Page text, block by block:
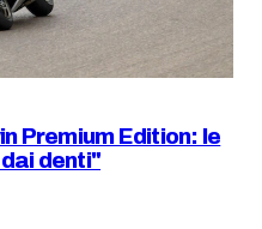
Premium Edition: le
denti"